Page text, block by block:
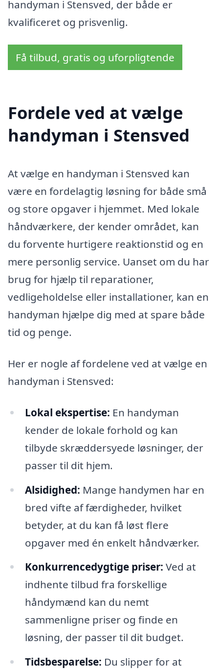
handyman i Stensved, der både er
kvalificeret og prisvenlig.
Få tilbud, gratis og uforpligtende
Fordele ved at vælge
handyman i Stensved
At vælge en handyman i Stensved kan
være en fordelagtig løsning for både små
og store opgaver i hjemmet. Med lokale
håndværkere, der kender området, kan
du forvente hurtigere reaktionstid og en
mere personlig service. Uanset om du har
brug for hjælp til reparationer,
vedligeholdelse eller installationer, kan en
handyman hjælpe dig med at spare både
tid og penge.
Her er nogle af fordelene ved at vælge en
handyman i Stensved:
Lokal ekspertise: En handyman
kender de lokale forhold og kan
tilbyde skræddersyede løsninger, der
passer til dit hjem.
Alsidighed: Mange handymen har en
bred vifte af færdigheder, hvilket
betyder, at du kan få løst flere
opgaver med én enkelt håndværker.
Konkurrencedygtige priser: Ved at
indhente tilbud fra forskellige
håndymænd kan du nemt
sammenligne priser og finde en
løsning, der passer til dit budget.
Tidsbesparelse: Du slipper for at